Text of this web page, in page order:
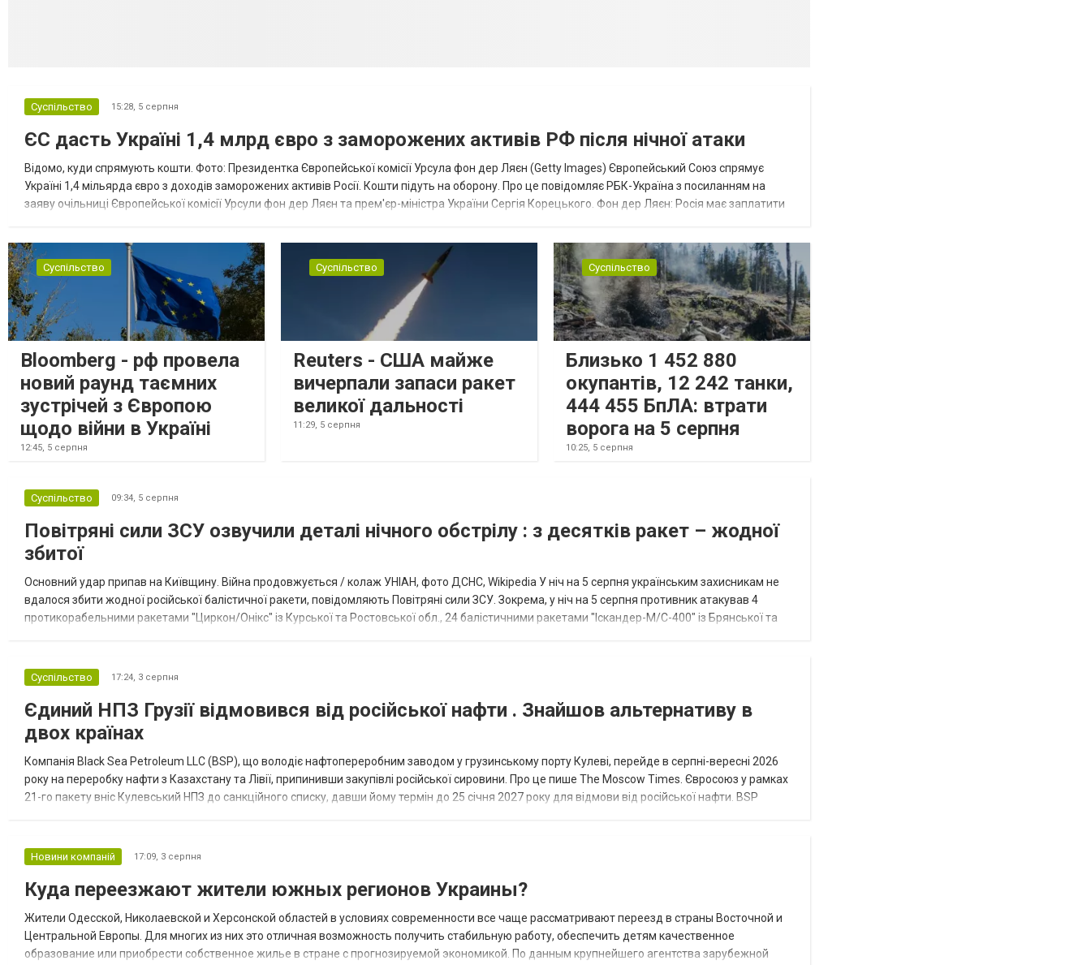
Суспільство 15:28, 5 серпня
ЄС дасть Україні 1,4 млрд євро з заморожених активів РФ після нічної атаки
Відомо, куди спрямують кошти. Фото: Президентка Європейської комісії Урсула фон дер Ляєн (Getty Images) Європейський Союз спрямує
Україні 1,4 мільярда євро з доходів заморожених активів Росії. Кошти підуть на оборону. Про це повідомляє РБК-Україна з посиланням на
заяву очільниці Європейської комісії Урсули фон дер Ляєн та прем'єр-міністра України Сергія Корецького. Фон дер Ляєн: Росія має заплатити
Суспільство
Bloomberg - рф провела
новий раунд таємних
зустрічей з Європою
щодо війни в Україні
12:45, 5 серпня
Суспільство
Reuters - США майже
вичерпали запаси ракет
великої дальності
11:29, 5 серпня
Суспільство
Близько 1 452 880
окупантів, 12 242 танки,
444 455 БпЛА: втрати
ворога на 5 серпня
10:25, 5 серпня
Суспільство 09:34, 5 серпня
Повітряні сили ЗСУ озвучили деталі нічного обстрілу : з десятків ракет – жодної
збитої
Основний удар припав на Київщину. Війна продовжується / колаж УНІАН, фото ДСНС, Wikipedia У ніч на 5 серпня українським захисникам не
вдалося збити жодної російської балістичної ракети, повідомляють Повітряні сили ЗСУ. Зокрема, у ніч на 5 серпня противник атакував 4
протикорабельними ракетами "Циркон/Онікс" із Курської та Ростовської обл., 24 балістичними ракетами "Іскандер-М/С-400" із Брянської та
Суспільство 17:24, 3 серпня
Єдиний НПЗ Грузії відмовився від російської нафти . Знайшов альтернативу в
двох країнах
Компанія Black Sea Petroleum LLC (BSP), що володіє нафтопереробним заводом у грузинському порту Кулеві, перейде в серпні-вересні 2026
року на переробку нафти з Казахстану та Лівії, припинивши закупівлі російської сировини. Про це пише The Moscow Times. Євросоюз у рамках
21-го пакету вніс Кулевський НПЗ до санкційного списку, давши йому термін до 25 січня 2027 року для відмови від російської нафти. BSP
Новини компаній 17:09, 3 серпня
Куда переезжают жители южных регионов Украины?
Жители Одесской, Николаевской и Херсонской областей в условиях современности все чаще рассматривают переезд в страны Восточной и
Центральной Европы. Для многих из них это отличная возможность получить стабильную работу, обеспечить детям качественное
образование или приобрести собственное жилье в стране с прогнозируемой экономикой. По данным крупнейшего агентства зарубежной